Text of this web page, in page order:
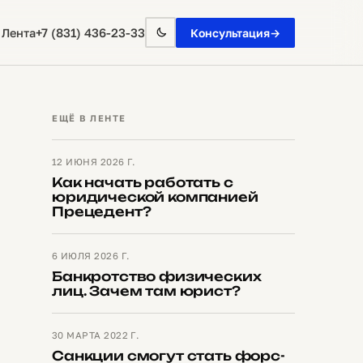
+7 (831) 436-23-33 Консультация→
ЕЩЁ В ЛЕНТЕ
12 ИЮНЯ 2026 Г.
Как начать работать с
юридической компанией
Прецедент?
6 ИЮЛЯ 2026 Г.
Банкротство физических
лиц. Зачем там юрист?
30 МАРТА 2022 Г.
Санкции смогут стать форс-